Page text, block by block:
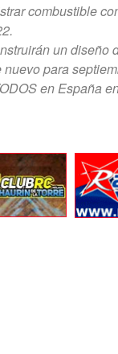
combustible
un diseño
para
en España